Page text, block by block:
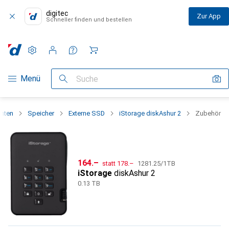
digitec
Schneller finden und bestellen Zur App
Navigation nach Kategorien
Menü Suche
Einstellungen
Kundenkonto
Vergleichslisten
Merklisten
Warenkorb
Speicher Externe SSD iStorage diskAshur 2 Zubehör
CHF
164.– statt CHF
178.– CHF
1281.25/1TB
iStorage diskAshur 2
0.13 TB